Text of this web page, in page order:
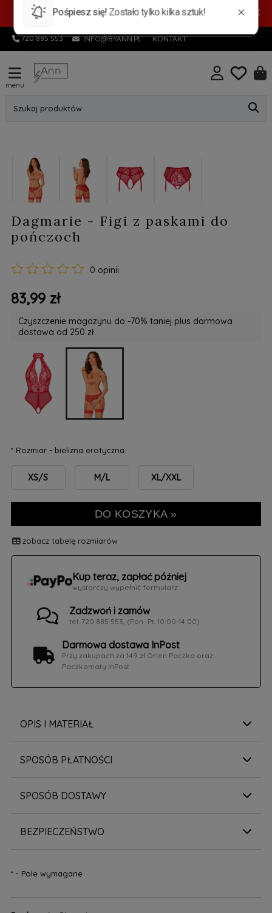
PROMOCYJNA DOSTAWA! Pocztex Kurier 7,99 zł |
Automat 5,99 zł | GRATIS od 149 zł
×
720 885 553 INFO@BYANN.PL KONTAKT
menu
Szukaj produktów
Dagmarie - Figi z paskami do
pończoch
0 opinii
83,99 zł
Czyszczenie magazynu do -70% taniej plus darmowa
dostawa od 250 zł
*Rozmiar - bielizna erotyczna:
XS/S M/L XL/XXL
DO KOSZYKA »
zobacz tabelę rozmiarów
Kup teraz, zapłać później
wystarczy wypełnić formularz
Zadzwoń i zamów
tel. 720 885 553, (Pon.-Pt. 10:00-14:00)
Darmowa dostawa InPost
Przy zakupach za 149 zł Orlen Paczka oraz
Paczkomaty InPost
OPIS I MATERIAŁ
SPOSÓB PŁATNOŚCI
SPOSÓB DOSTAWY
BEZPIECZEŃSTWO
*- Pole wymagane